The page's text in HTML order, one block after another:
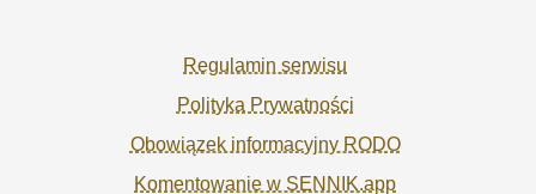
Regulamin serwisu
Polityka Prywatności
Obowiązek informacyjny RODO
Komentowanie w SENNIK.app